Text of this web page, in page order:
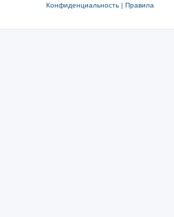
Конфиденциальность | Правила